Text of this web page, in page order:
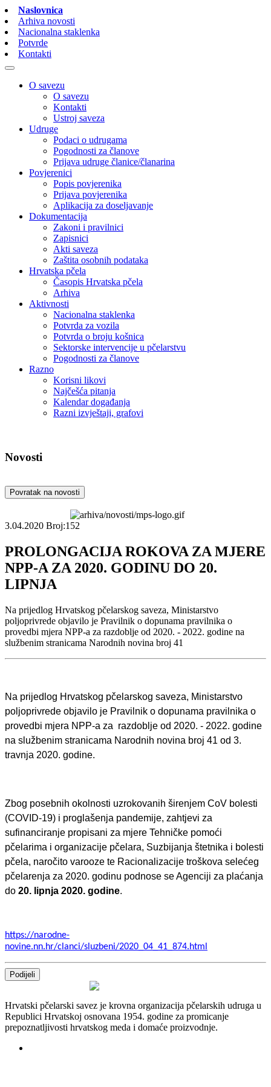
Naslovnica
Arhiva novosti
Nacionalna staklenka
Potvrde
Kontakti
O savezu
O savezu
Kontakti
Ustroj saveza
Udruge
Podaci o udrugama
Pogodnosti za članove
Prijava udruge članice/članarina
Povjerenici
Popis povjerenika
Prijava povjerenika
Aplikacija za doseljavanje
Dokumentacija
Zakoni i pravilnici
Zapisnici
Akti saveza
Zaštita osobnih podataka
Hrvatska pčela
Časopis Hrvatska pčela
Arhiva
Aktivnosti
Nacionalna staklenka
Potvrda za vozila
Potvrda o broju košnica
Sektorske intervencije u pčelarstvu
Pogodnosti za članove
Razno
Korisni likovi
Najčešća pitanja
Kalendar događanja
Razni izvještaji, grafovi
Novosti
Povratak na novosti
3.04.2020 Broj:152
PROLONGACIJA ROKOVA ZA MJERE
NPP-A ZA 2020. GODINU DO 20.
LIPNJA
Na prijedlog Hrvatskog pčelarskog saveza, Ministarstvo
poljoprivrede objavilo je Pravilnik o dopunama pravilnika o
provedbi mjera NPP-a za razdoblje od 2020. - 2022. godine na
službenim stranicama Narodnih novina broj 41
Na prijedlog Hrvatskog pčelarskog saveza, Ministarstvo
poljoprivrede objavilo je Pravilnik o dopunama pravilnika o
provedbi mjera NPP-a za razdoblje od 2020. - 2022. godine
na službenim stranicama Narodnih novina broj 41 od 3.
travnja 2020. godine.
Zbog posebnih okolnosti uzrokovanih širenjem CoV bolesti
(COVID-19) i proglašenja pandemije, zahtjevi za
sufinanciranje propisani za mjere Tehničke pomoći
pčelarima i organizacije pčelara, Suzbijanja štetnika i bolesti
pčela, naročito varooze te Racionalizacije troškova selećeg
pčelarenja za 2020. godinu podnose se Agenciji za plaćanja
do 20. lipnja 2020. godine.
https://narodne-
novine.nn.hr/clanci/sluzbeni/2020_04_41_874.html
Podijeli
Hrvatski pčelarski savez je krovna organizacija pčelarskih udruga u
Republici Hrvatskoj osnovana 1954. godine za promicanje
prepoznatljivosti hrvatskog meda i domaće proizvodnje.